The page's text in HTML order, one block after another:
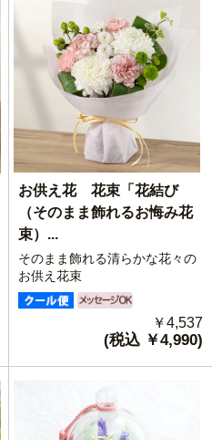
お供え花 花束「花結び
（そのまま飾れるお悔み花
束）...
そのまま飾れる清らかな花々の
お供え花束
￥4,537
(税込 ￥4,990)